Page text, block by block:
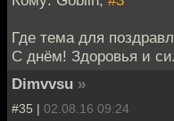
Где тема для
С днём! Здоровья и
Dimvvsu »
#35 | 02.08.16 09:24